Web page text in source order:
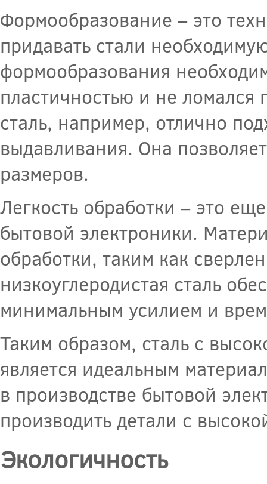
Формообразование – это
придавать стали
формообразования
пластичностью и не ломался
сталь, например, отлично
выдавливания. Она
размеров.
Легкость обработки – это
бытовой электроники.
обработки, таким как
низкоуглеродистая сталь
минимальным усилием и
Таким образом, сталь с
является идеальным
в производстве бытовой
производить детали с
Экологичность